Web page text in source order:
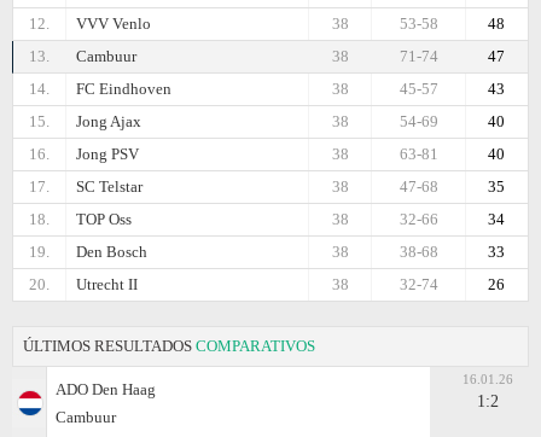
12. VVV Venlo 48
53-58
38
13.
Cambuur 47
71-74
38
14.
FC Eindhoven 43
45-57
38
15.
Jong Ajax 40
54-69
38
16.
Jong PSV 40
63-81
38
17.
SC Telstar 35
47-68
38
18.
TOP Oss 34
32-66
38
19.
Den Bosch 33
38-68
38
20.
Utrecht II 26
32-74
38
ÚLTIMOS RESULTADOS COMPARATIVOS
ADO Den Haag
Cambuur
16.01.26
1:2